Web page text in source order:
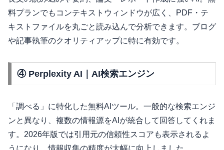
料プランでもコンテキストウィンドウが広く、PDF・テ
キストファイルを丸ごと読み込んで分析できます。ブログ
や記事執筆のクオリティアップに特に有効です。
④ Perplexity AI｜AI検索エンジン
「調べる」に特化した無料AIツール。一般的な検索エンジ
ンと異なり、複数の情報源をAIが統合して回答してくれま
す。2026年版では引用元の信頼性スコアも表示されるよ
うになり、情報収集の精度が大幅に向上しました。